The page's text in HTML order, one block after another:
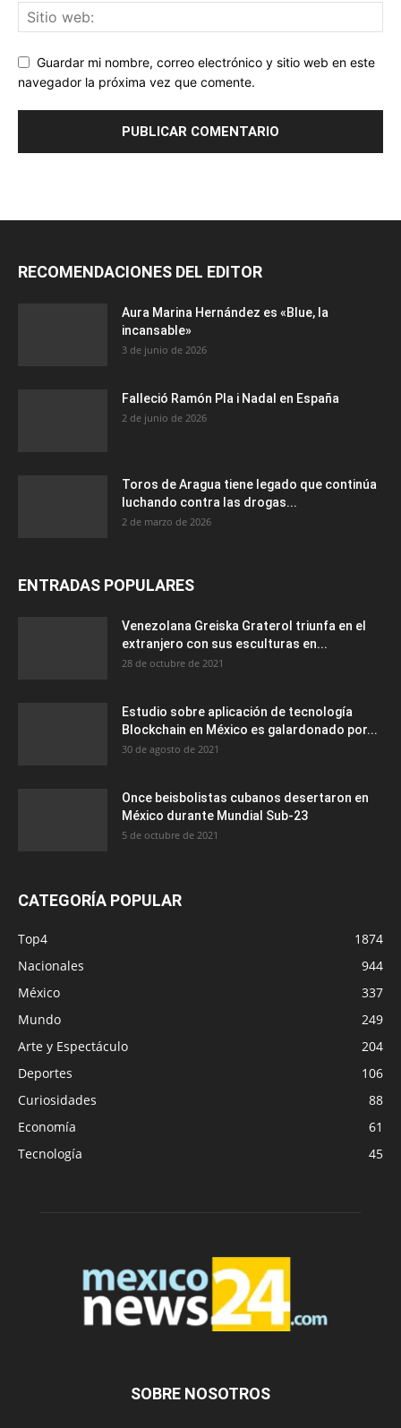
Guardar mi nombre, correo electrónico y sitio web en este
navegador la próxima vez que comente.
RECOMENDACIONES DEL EDITOR
Aura Marina Hernández es «Blue, la
incansable»
3 de junio de 2026
Falleció Ramón Pla i Nadal en España
2 de junio de 2026
Toros de Aragua tiene legado que continúa
luchando contra las drogas...
2 de marzo de 2026
ENTRADAS POPULARES
Venezolana Greiska Graterol triunfa en el
extranjero con sus esculturas en...
28 de octubre de 2021
Estudio sobre aplicación de tecnología
Blockchain en México es galardonado por...
30 de agosto de 2021
Once beisbolistas cubanos desertaron en
México durante Mundial Sub-23
5 de octubre de 2021
CATEGORÍA POPULAR
Top4
1874
Nacionales
944
México
337
Mundo
249
Arte y Espectáculo
204
Deportes
106
Curiosidades
88
Economía
61
Tecnología
45
SOBRE NOSOTROS